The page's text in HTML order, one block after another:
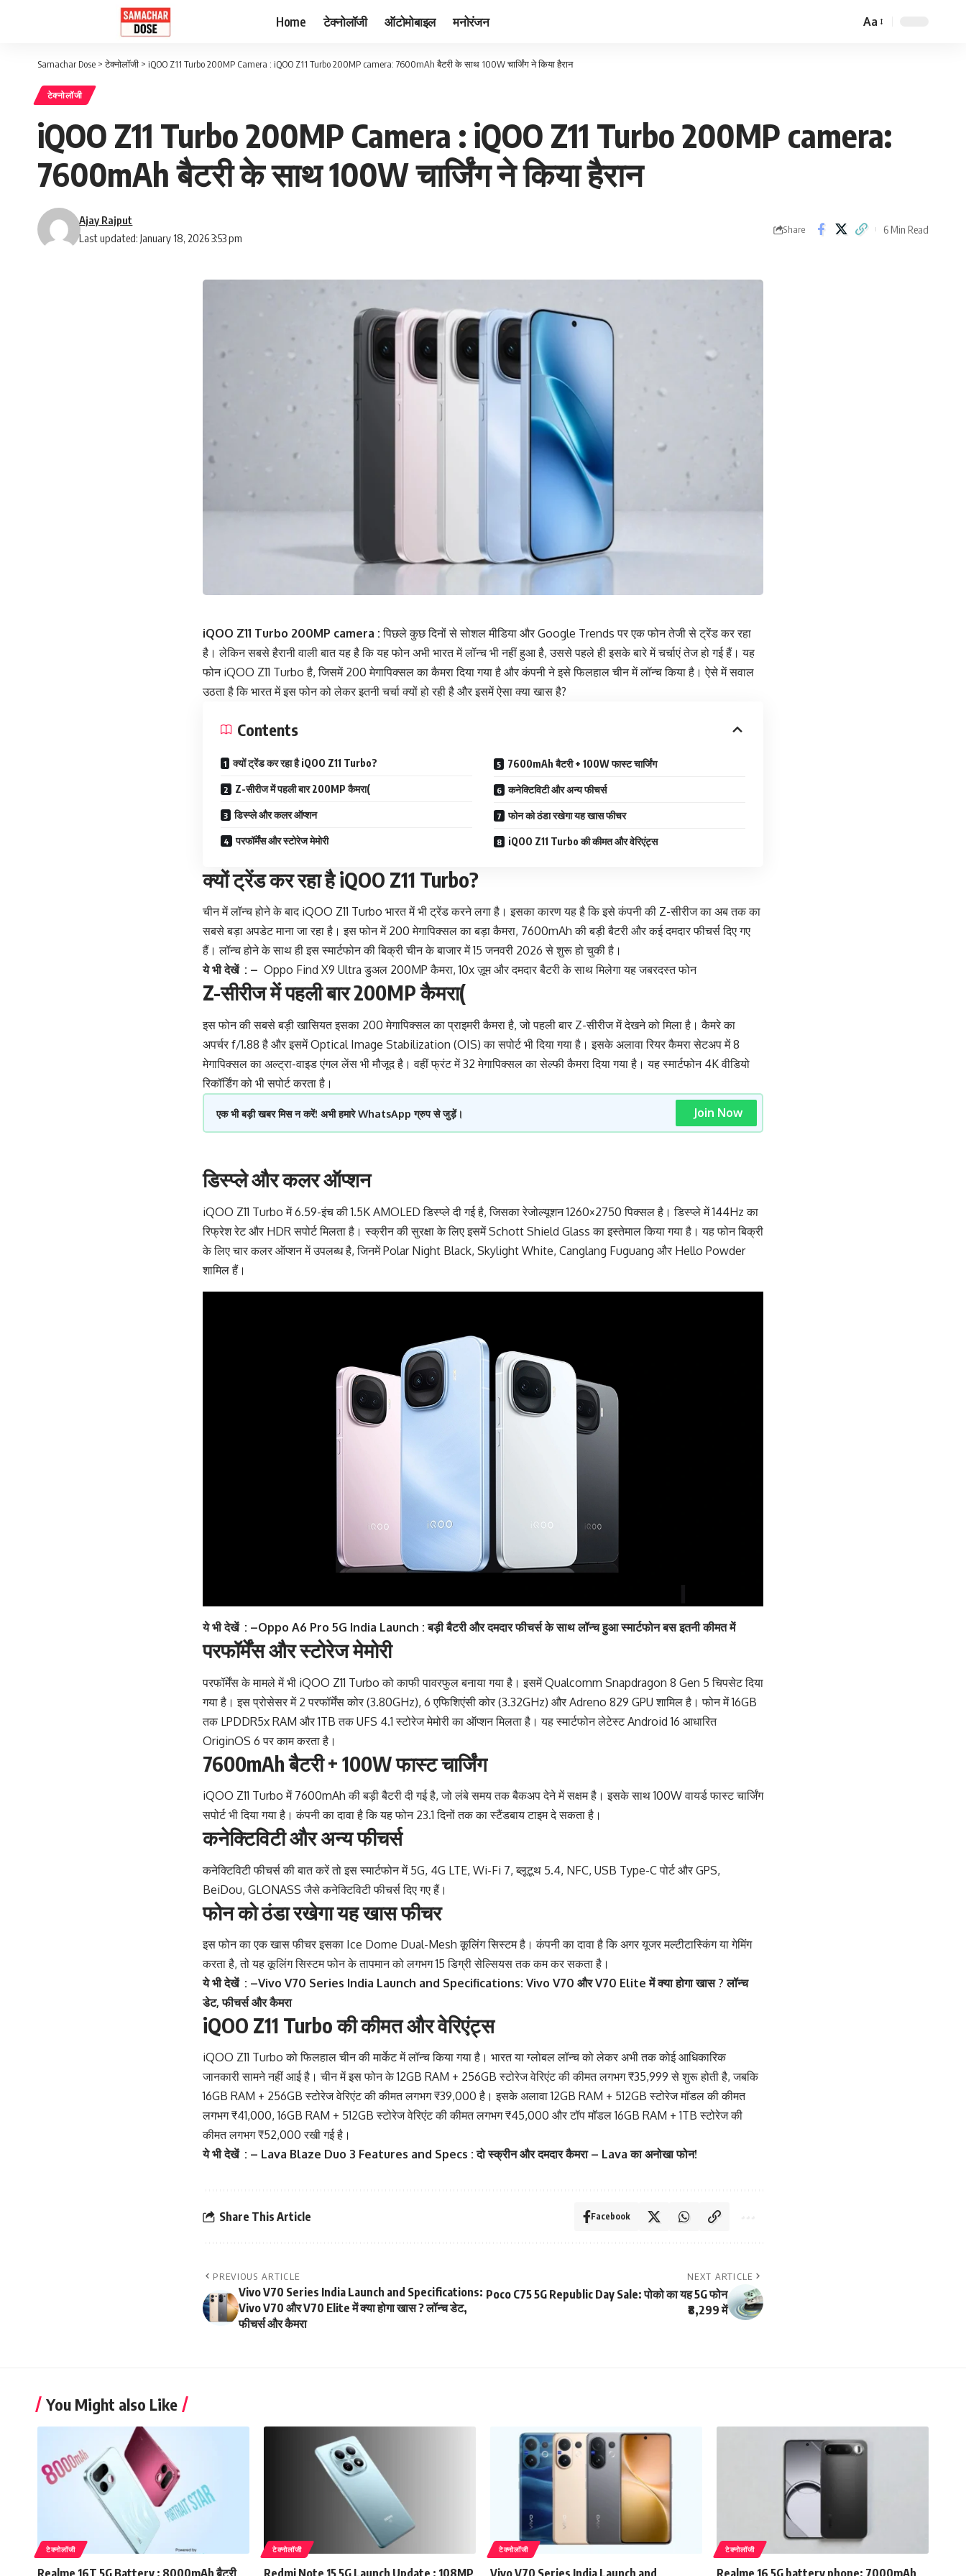
Home टेक्नोलॉजी ऑटोमोबाइल मनोरंजन
Font
Aa
Samachar Dose >टेक्नोलॉजी > iQOO Z11 Turbo 200MP Camera : iQOO Z11 Turbo 200MP camera: 7600mAh बैटरी के साथ 100W चार्जिंग ने किया हैरान
टेक्नोलॉजी
iQOO Z11 Turbo 200MP Camera : iQOO Z11 Turbo 200MP camera:
7600mAh बैटरी के साथ 100W चार्जिंग ने किया हैरान
Last updated: January 18, 2026 3:53 pm
Ajay Rajput
Share 6 Min Read
iQOO Z11 Turbo 200MP camera : पिछले कुछ दिनों से सोशल मीडिया और Google Trends पर एक फोन तेजी से ट्रेंड कर रहा
है। लेकिन सबसे हैरानी वाली बात यह है कि यह फोन अभी भारत में लॉन्च भी नहीं हुआ है, उससे पहले ही इसके बारे में चर्चाएं तेज हो गई हैं। यह
फोन iQOO Z11 Turbo है, जिसमें 200 मेगापिक्सल का कैमरा दिया गया है और कंपनी ने इसे फिलहाल चीन में लॉन्च किया है। ऐसे में सवाल
उठता है कि भारत में इस फोन को लेकर इतनी चर्चा क्यों हो रही है और इसमें ऐसा क्या खास है?
Contents
क्यों ट्रेंड कर रहा है iQOO Z11 Turbo?
Z-सीरीज में पहली बार 200MP कैमरा(
डिस्प्ले और कलर ऑप्शन
परफॉर्मेंस और स्टोरेज मेमोरी
7600mAh बैटरी + 100W फास्ट चार्जिंग
कनेक्टिविटी और अन्य फीचर्स
फोन को ठंडा रखेगा यह खास फीचर
iQOO Z11 Turbo की कीमत और वेरिएंट्स
क्यों ट्रेंड कर रहा है iQOO Z11 Turbo?
चीन में लॉन्च होने के बाद iQOO Z11 Turbo भारत में भी ट्रेंड करने लगा है। इसका कारण यह है कि इसे कंपनी की Z-सीरीज का अब तक का
सबसे बड़ा अपडेट माना जा रहा है। इस फोन में 200 मेगापिक्सल का बड़ा कैमरा, 7600mAh की बड़ी बैटरी और कई दमदार फीचर्स दिए गए
हैं। लॉन्च होने के साथ ही इस स्मार्टफोन की बिक्री चीन के बाजार में 15 जनवरी 2026 से शुरू हो चुकी है।
ये भी देखें : – Oppo Find X9 Ultra डुअल 200MP कैमरा, 10x ज़ूम और दमदार बैटरी के साथ मिलेगा यह जबरदस्त फोन
Z-सीरीज में पहली बार 200MP कैमरा(
इस फोन की सबसे बड़ी खासियत इसका 200 मेगापिक्सल का प्राइमरी कैमरा है, जो पहली बार Z-सीरीज में देखने को मिला है। कैमरे का
अपर्चर f/1.88 है और इसमें Optical Image Stabilization (OIS) का सपोर्ट भी दिया गया है। इसके अलावा रियर कैमरा सेटअप में 8
मेगापिक्सल का अल्ट्रा-वाइड एंगल लेंस भी मौजूद है। वहीं फ्रंट में 32 मेगापिक्सल का सेल्फी कैमरा दिया गया है। यह स्मार्टफोन 4K वीडियो
रिकॉर्डिंग को भी सपोर्ट करता है।
एक भी बड़ी खबर मिस न करें! अभी हमारे WhatsApp ग्रुप से जुड़ें। Join Now
डिस्प्ले और कलर ऑप्शन
iQOO Z11 Turbo में 6.59-इंच की 1.5K AMOLED डिस्प्ले दी गई है, जिसका रेजोल्यूशन 1260×2750 पिक्सल है। डिस्प्ले में 144Hz का
रिफ्रेश रेट और HDR सपोर्ट मिलता है। स्क्रीन की सुरक्षा के लिए इसमें Schott Shield Glass का इस्तेमाल किया गया है। यह फोन बिक्री
के लिए चार कलर ऑप्शन में उपलब्ध है, जिनमें Polar Night Black, Skylight White, Canglang Fuguang और Hello Powder
शामिल हैं।
ये भी देखें : –Oppo A6 Pro 5G India Launch : बड़ी बैटरी और दमदार फीचर्स के साथ लॉन्च हुआ स्मार्टफोन बस इतनी कीमत में
परफॉर्मेंस और स्टोरेज मेमोरी
परफॉर्मेंस के मामले में भी iQOO Z11 Turbo को काफी पावरफुल बनाया गया है। इसमें Qualcomm Snapdragon 8 Gen 5 चिपसेट दिया
गया है। इस प्रोसेसर में 2 परफॉर्मेंस कोर (3.80GHz), 6 एफिशिएंसी कोर (3.32GHz) और Adreno 829 GPU शामिल है। फोन में 16GB
तक LPDDR5x RAM और 1TB तक UFS 4.1 स्टोरेज मेमोरी का ऑप्शन मिलता है। यह स्मार्टफोन लेटेस्ट Android 16 आधारित
OriginOS 6 पर काम करता है।
7600mAh बैटरी + 100W फास्ट चार्जिंग
iQOO Z11 Turbo में 7600mAh की बड़ी बैटरी दी गई है, जो लंबे समय तक बैकअप देने में सक्षम है। इसके साथ 100W वायर्ड फास्ट चार्जिंग
सपोर्ट भी दिया गया है। कंपनी का दावा है कि यह फोन 23.1 दिनों तक का स्टैंडबाय टाइम दे सकता है।
कनेक्टिविटी और अन्य फीचर्स
कनेक्टिविटी फीचर्स की बात करें तो इस स्मार्टफोन में 5G, 4G LTE, Wi-Fi 7, ब्लूटूथ 5.4, NFC, USB Type-C पोर्ट और GPS,
BeiDou, GLONASS जैसे कनेक्टिविटी फीचर्स दिए गए हैं।
फोन को ठंडा रखेगा यह खास फीचर
इस फोन का एक खास फीचर इसका Ice Dome Dual-Mesh कूलिंग सिस्टम है। कंपनी का दावा है कि अगर यूजर मल्टीटास्किंग या गेमिंग
करता है, तो यह कूलिंग सिस्टम फोन के तापमान को लगभग 15 डिग्री सेल्सियस तक कम कर सकता है।
ये भी देखें : –Vivo V70 Series India Launch and Specifications: Vivo V70 और V70 Elite में क्या होगा खास ? लॉन्च
डेट, फीचर्स और कैमरा
iQOO Z11 Turbo की कीमत और वेरिएंट्स
iQOO Z11 Turbo को फिलहाल चीन की मार्केट में लॉन्च किया गया है। भारत या ग्लोबल लॉन्च को लेकर अभी तक कोई आधिकारिक
जानकारी सामने नहीं आई है। चीन में इस फोन के 12GB RAM + 256GB स्टोरेज वेरिएंट की कीमत लगभग ₹35,999 से शुरू होती है, जबकि
16GB RAM + 256GB स्टोरेज वेरिएंट की कीमत लगभग ₹39,000 है। इसके अलावा 12GB RAM + 512GB स्टोरेज मॉडल की कीमत
लगभग ₹41,000, 16GB RAM + 512GB स्टोरेज वेरिएंट की कीमत लगभग ₹45,000 और टॉप मॉडल 16GB RAM + 1TB स्टोरेज की
कीमत लगभग ₹52,000 रखी गई है।
ये भी देखें : – Lava Blaze Duo 3 Features and Specs : दो स्क्रीन और दमदार कैमरा – Lava का अनोखा फोन!
Share This Article Facebook
PREVIOUS ARTICLE
Vivo V70 Series India Launch and Specifications:
Vivo V70 और V70 Elite में क्या होगा खास ? लॉन्च डेट,
फीचर्स और कैमरा
NEXT ARTICLE
Poco C75 5G Republic Day Sale: पोको का यह 5G फोन
₹8,299 में
You Might also Like
टेक्नोलॉजी टेक्नोलॉजी टेक्नोलॉजी टेक्नोलॉजी